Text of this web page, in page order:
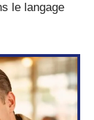
le langage